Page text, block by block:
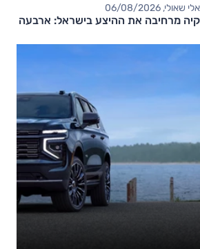
אלי שאולי, 06/08/2026
קיה מרחיבה את ההיצע בישראל: ארבעה